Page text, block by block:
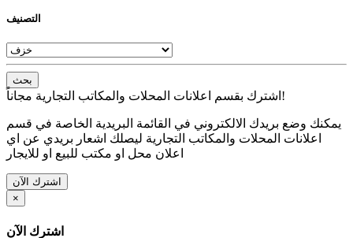
التصنيف
بحث
اشترك بقسم اعلانات المحلات والمكاتب التجارية مجاناً!
يمكنك وضع بريدك الالكتروني في القائمة البريدية الخاصة في قسم
اعلانات المحلات والمكاتب التجارية ليصلك اشعار بريدي عن اي
اعلان محل او مكتب للبيع او للايجار
اشترك الآن
×
اشترك الآن